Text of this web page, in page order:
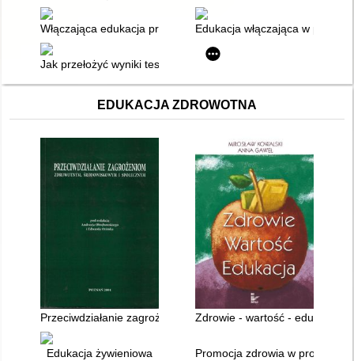
Włączająca edukacja przedszkolna : założenia teoretyczne
Edukacja włączająca w
Jak przełożyć wyniki testów psychometrycznych na kody i
EDUKACJA ZDROWOTNA
Przeciwdziałanie zagrożeniom zdrowotnym, środowiskowym i
Zdrowie - wartość - edukacja
Edukacja żywieniowa Promocja zdrowia w